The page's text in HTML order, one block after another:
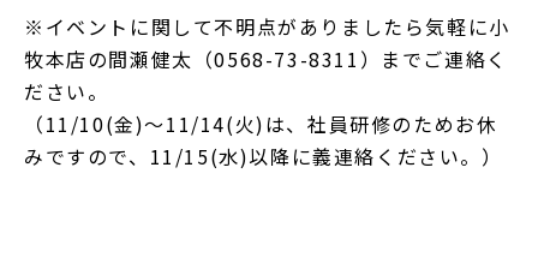
※イベントに関して不明点がありましたら気軽に小
牧本店の間瀬健太（0568-73-8311）までご連絡く
ださい。
（11/10(金)～11/14(火)は、社員研修のためお休
みですので、11/15(水)以降に義連絡ください。）